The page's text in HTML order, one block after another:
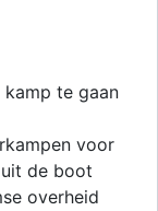
te gaan
voor
de boot
overheid